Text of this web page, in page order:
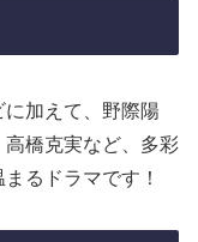
加えて、野際陽
橋克実など、多彩
るドラマです！